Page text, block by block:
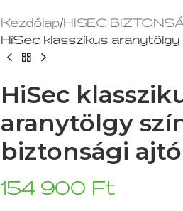
Kezdőlap/HISEC
HiSec klasszikus
HiSec
aranytölgy
biztonsági ajtó
154 900 Ft